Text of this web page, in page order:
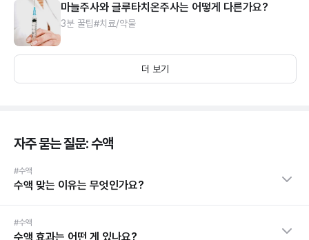
마늘주사와 글루타치온주사는 어떻게 다른가요?
3분 꿀팁#치료/약물
더 보기
자주 묻는 질문: 수액
#수액
수액 맞는 이유는 무엇인가요?
#수액
수액 효과는 어떤 게 있나요?